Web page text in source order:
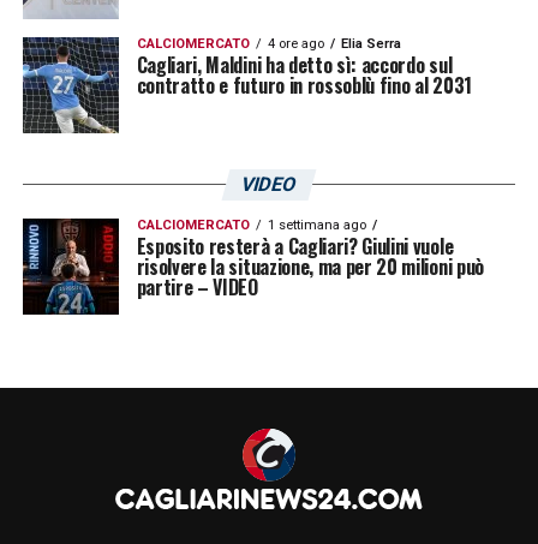
CALCIOMERCATO 4 ore ago Elia Serra
Cagliari, Maldini ha detto sì: accordo sul
contratto e futuro in rossoblù fino al 2031
VIDEO
CALCIOMERCATO 1 settimana ago
Esposito resterà a Cagliari? Giulini vuole
risolvere la situazione, ma per 20 milioni può
partire – VIDEO